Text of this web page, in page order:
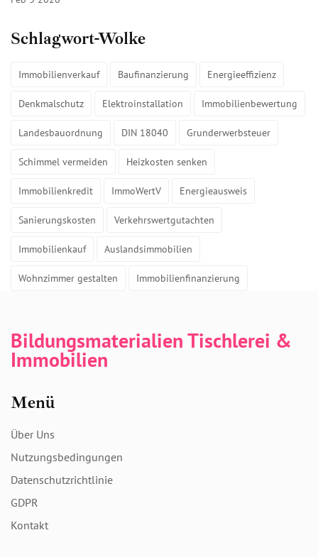
Schlagwort-Wolke
Immobilienverkauf Baufinanzierung Energieeffizienz
Denkmalschutz Elektroinstallation Immobilienbewertung
Landesbauordnung DIN 18040 Grunderwerbsteuer
Schimmel vermeiden Heizkosten senken
Immobilienkredit ImmoWertV Energieausweis
Sanierungskosten Verkehrswertgutachten
Immobilienkauf Auslandsimmobilien
Wohnzimmer gestalten Immobilienfinanzierung
Bildungsmaterialien Tischlerei &
Immobilien
Menü
Über Uns
Nutzungsbedingungen
Datenschutzrichtlinie
GDPR
Kontakt